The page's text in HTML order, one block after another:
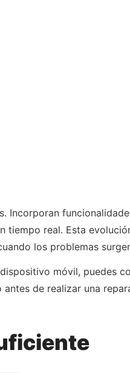
Incorporan
real. Esta
los problemas
móvil, puedes
de realizar una